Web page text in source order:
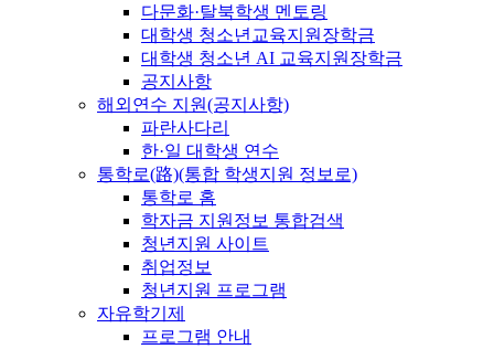
다문화·탈북학생 멘토링
대학생 청소년교육지원장학금
대학생 청소년 AI 교육지원장학금
공지사항
해외연수 지원(공지사항)
파란사다리
한·일 대학생 연수
통학로(路)(통합 학생지원 정보로)
통학로 홈
학자금 지원정보 통합검색
청년지원 사이트
취업정보
청년지원 프로그램
자유학기제
프로그램 안내